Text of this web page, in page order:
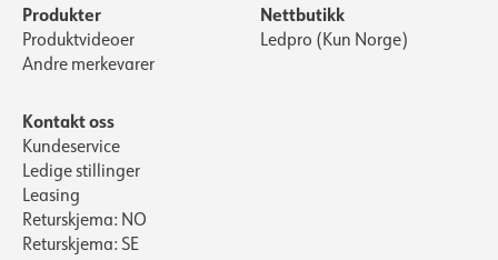
Produkter
Produktvideoer
Andre merkevarer
Nettbutikk
Ledpro (Kun Norge)
Kontakt oss
Kundeservice
Ledige stillinger
Leasing
Returskjema: NO
Returskjema: SE